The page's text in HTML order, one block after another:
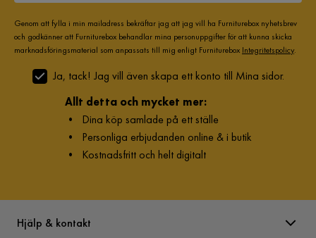
Genom att fylla i min mailadress bekräftar jag att jag vill ha Furniturebox nyhetsbrev
och godkänner att Furniturebox behandlar mina personuppgifter för att kunna skicka
marknadsföringsmaterial som anpassats till mig enligt Furniturebox Integritetspolicy.
Ja, tack! Jag vill även skapa ett konto till Mina sidor.
Allt detta och mycket mer:
• Dina köp samlade på ett ställe
• Personliga erbjudanden online & i butik
• Kostnadsfritt och helt digitalt
Hjälp & kontakt